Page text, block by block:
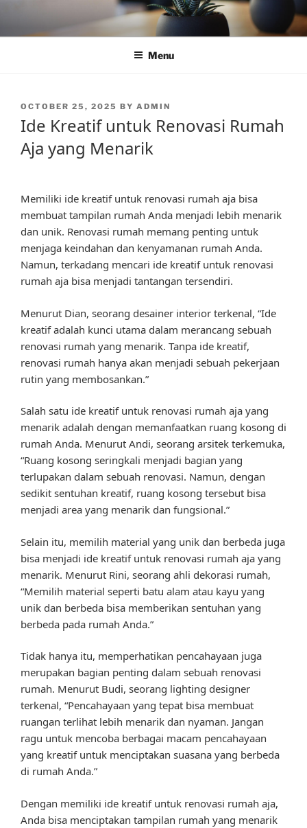
content
Menu
POSTED
ON
OCTOBER 25, 2025 BY ADMIN
Ide Kreatif untuk Renovasi Rumah
Aja yang Menarik
Memiliki ide kreatif untuk renovasi rumah aja bisa
membuat tampilan rumah Anda menjadi lebih menarik
dan unik. Renovasi rumah memang penting untuk
menjaga keindahan dan kenyamanan rumah Anda.
Namun, terkadang mencari ide kreatif untuk renovasi
rumah aja bisa menjadi tantangan tersendiri.
Menurut Dian, seorang desainer interior terkenal, “Ide
kreatif adalah kunci utama dalam merancang sebuah
renovasi rumah yang menarik. Tanpa ide kreatif,
renovasi rumah hanya akan menjadi sebuah pekerjaan
rutin yang membosankan.”
Salah satu ide kreatif untuk renovasi rumah aja yang
menarik adalah dengan memanfaatkan ruang kosong di
rumah Anda. Menurut Andi, seorang arsitek terkemuka,
“Ruang kosong seringkali menjadi bagian yang
terlupakan dalam sebuah renovasi. Namun, dengan
sedikit sentuhan kreatif, ruang kosong tersebut bisa
menjadi area yang menarik dan fungsional.”
Selain itu, memilih material yang unik dan berbeda juga
bisa menjadi ide kreatif untuk renovasi rumah aja yang
menarik. Menurut Rini, seorang ahli dekorasi rumah,
“Memilih material seperti batu alam atau kayu yang
unik dan berbeda bisa memberikan sentuhan yang
berbeda pada rumah Anda.”
Tidak hanya itu, memperhatikan pencahayaan juga
merupakan bagian penting dalam sebuah renovasi
rumah. Menurut Budi, seorang lighting designer
terkenal, “Pencahayaan yang tepat bisa membuat
ruangan terlihat lebih menarik dan nyaman. Jangan
ragu untuk mencoba berbagai macam pencahayaan
yang kreatif untuk menciptakan suasana yang berbeda
di rumah Anda.”
Dengan memiliki ide kreatif untuk renovasi rumah aja,
Anda bisa menciptakan tampilan rumah yang menarik